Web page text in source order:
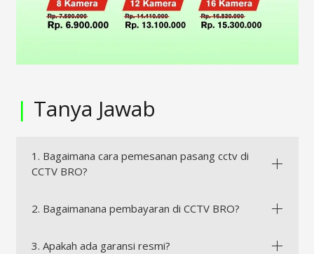
| Tanya Jawab
1. Bagaimana cara pemesanan pasang cctv di
CCTV BRO?
2. Bagaimanana pembayaran di CCTV BRO?
3. Apakah ada garansi resmi?